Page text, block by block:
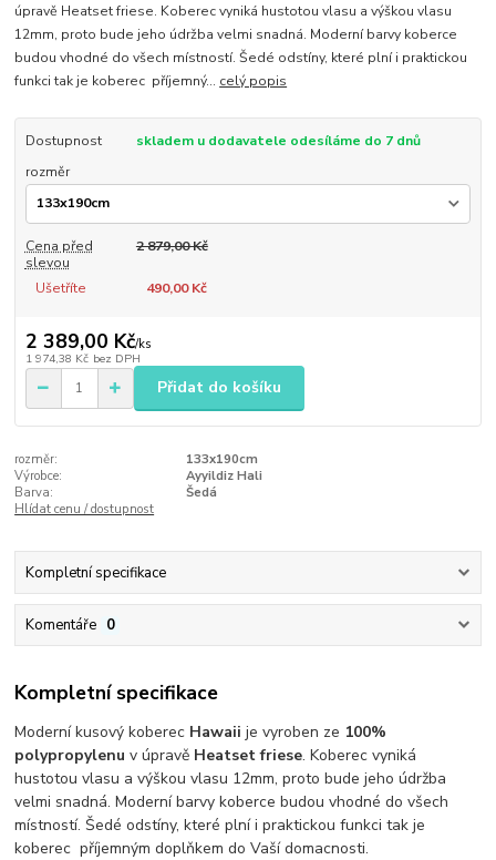
úpravě Heatset friese. Koberec vyniká hustotou vlasu a výškou vlasu
12mm, proto bude jeho údržba velmi snadná. Moderní barvy koberce
budou vhodné do všech místností. Šedé odstíny, které plní i praktickou
funkci tak je koberec příjemný... celý popis
Dostupnost
skladem u dodavatele odesíláme do 7 dnů
rozměr
Cena před
slevou
2 879,00 Kč
Ušetříte 490,00 Kč
2 389,00 Kč/ks
1 974,38 Kč bez DPH
Přidat do košíku
rozměr:
133x190cm
Výrobce:
Ayyildiz Hali
Barva:
Šedá
Hlídat cenu / dostupnost
Kompletní specifikace
Komentáře 0
Kompletní specifikace
Moderní kusový koberec Hawaii je vyroben ze 100%
polypropylenu v úpravě Heatset friese. Koberec vyniká
hustotou vlasu a výškou vlasu 12mm, proto bude jeho údržba
velmi snadná. Moderní barvy koberce budou vhodné do všech
místností. Šedé odstíny, které plní i praktickou funkci tak je
koberec příjemným doplňkem do Vaší domacnosti.